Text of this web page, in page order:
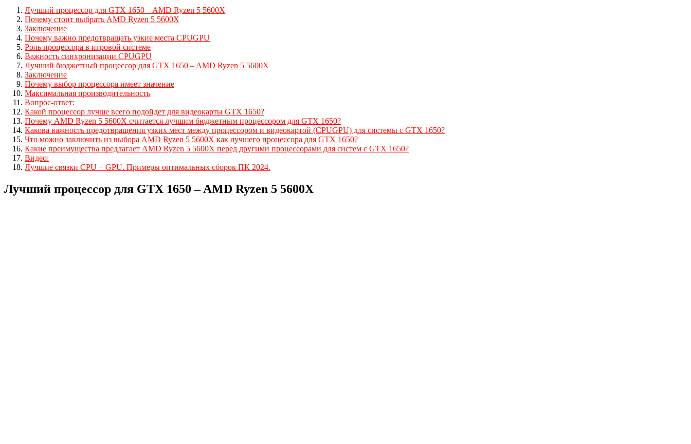
Лучший процессор для GTX 1650 – AMD Ryzen 5 5600X
Почему стоит выбрать AMD Ryzen 5 5600X
Заключение
Почему важно предотвращать узкие места CPUGPU
Роль процессора в игровой системе
Важность синхронизации CPUGPU
Лучший бюджетный процессор для GTX 1650 – AMD Ryzen 5 5600X
Заключение
Почему выбор процессора имеет значение
Максимальная производительность
Вопрос-ответ:
Какой процессор лучше всего подойдет для видеокарты GTX 1650?
Почему AMD Ryzen 5 5600X считается лучшим бюджетным процессором для GTX 1650?
Какова важность предотвращения узких мест между процессором и видеокартой (CPUGPU) для системы с GTX 1650?
Что можно заключить из выбора AMD Ryzen 5 5600X как лучшего процессора для GTX 1650?
Какие преимущества предлагает AMD Ryzen 5 5600X перед другими процессорами для систем с GTX 1650?
Видео:
Лучшие связки CPU + GPU. Примеры оптимальных сборок ПК 2024.
Лучший процессор для GTX 1650 – AMD Ryzen 5 5600X